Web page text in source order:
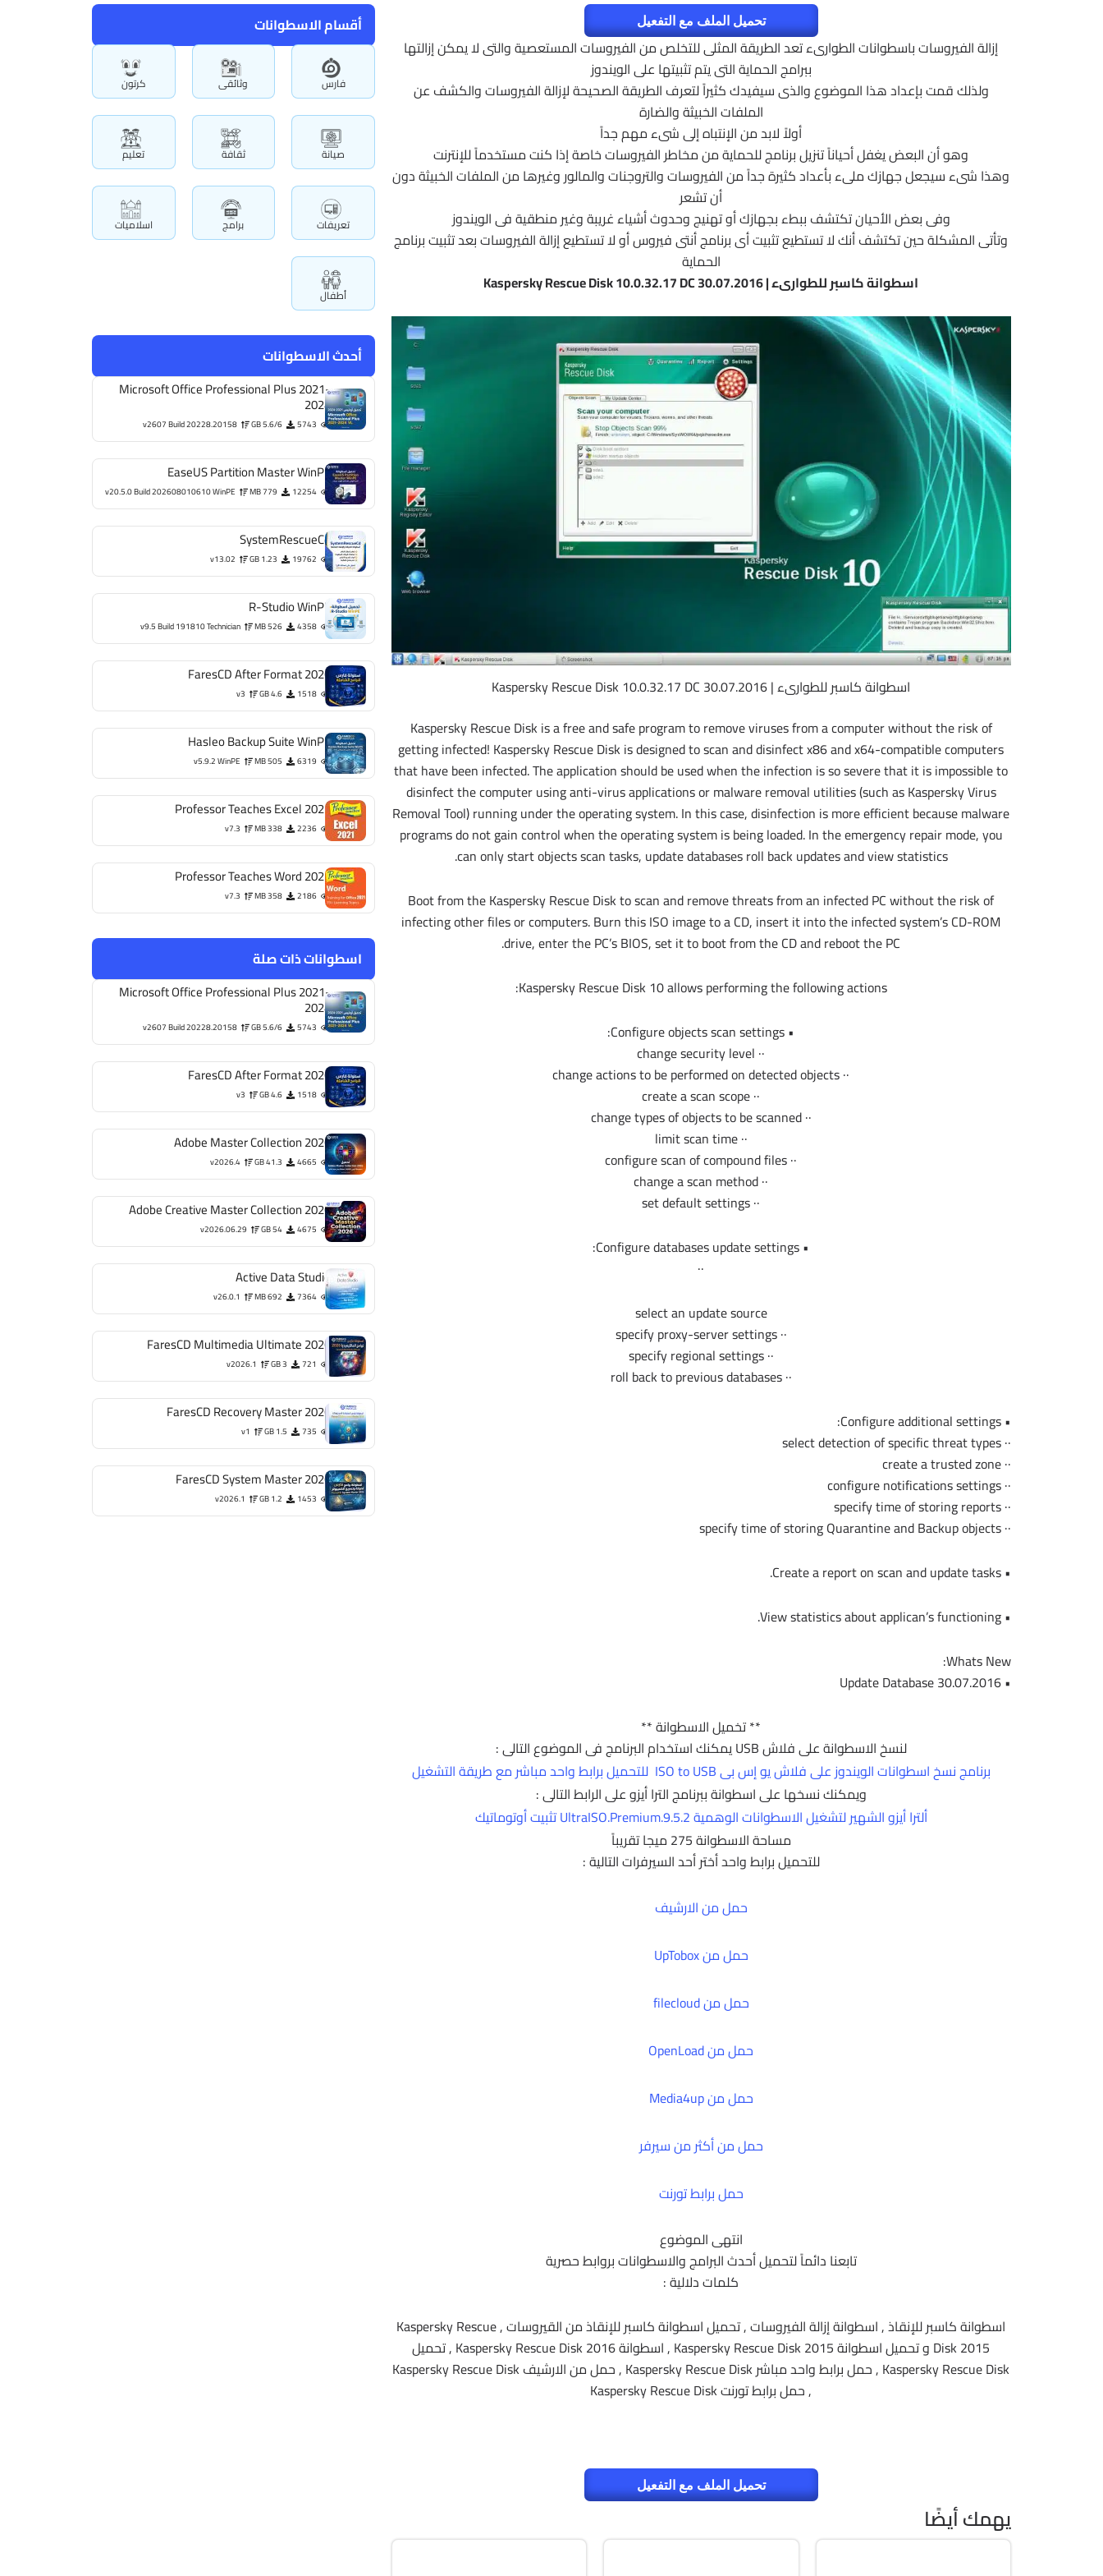
أقسام الاسطوانات
فارس وثائقى كرتون
صيانة ثقافة تعليم
تعريفات برامج اسلاميات
أطفال
أحدث الاسطوانات
Microsoft Office Professional Plus 2021-
2024
5743
5.6/6 GB
v2607 Build 20228.20158
EaseUS Partition Master WinPE
12254
779 MB
v20.5.0 Build 202608010610 WinPE
SystemRescueCd
19762
1.23 GB
v13.02
R-Studio WinPE
4358
526 MB
v9.5 Build 191810 Technician
FaresCD After Format 2026
1518
4.6 GB
v3
Hasleo Backup Suite WinPE
6319
505 MB
v5.9.2 WinPE
Professor Teaches Excel 2021
2236
338 MB
v7.3
Professor Teaches Word 2021
2186
358 MB
v7.3
اسطوانات ذات صلة
Microsoft Office Professional Plus 2021-
2024
5743
5.6/6 GB
v2607 Build 20228.20158
FaresCD After Format 2026
1518
4.6 GB
v3
Adobe Master Collection 2026
4665
41.3 GB
v2026.4
Adobe Creative Master Collection 2026
4675
54 GB
v2026.06.29
Active Data Studio
7364
692 MB
v26.0.1
FaresCD Multimedia Ultimate 2026
721
3 GB
v2026.1
FaresCD Recovery Master 2026
735
1.5 GB
v1
FaresCD System Master 2026
1453
1.2 GB
v2026.1
تحميل الملف مع التفعيل
إزالة الفيروسات باسطوانات الطوارىء تعد الطريقة المثلى للتخلص من الفيروسات المستعصية والتى لا يمكن إزالتها
ببرامج الحماية التى يتم تثبيتها على الويندوز
ولذلك قمت بإعداد هذا الموضوع والذى سيفيدك كثيراً لتعرف الطريقة الصحيحة لإزالة الفيروسات والكشف عن
الملفات الخبيثة والضارة
أولاً لابد من الإنتباه إلى شىء مهم جداً
وهو أن البعض يغفل أحياناً تنزيل برنامج للحماية من مخاطر الفيروسات خاصة إذا كنت مستخدماً للإنترنت
وهذا شىء سيجعل جهازك ملىء بأعداد كثيرة جداً من الفيروسات والتروجنات والمالور وغيرها من الملفات الخبيثة دون
أن تشعر
وفى بعض الأحيان تكتشف ببطء بجهازك أو تهنيج وحدوث أشياء غريبة وغير منطقية فى الويندوز
وتأتى المشكلة حين تكتشف أنك لا تستطيع تثبيت أى برنامج أنتى فيروس أو لا تستطيع إزالة الفيروسات بعد تثبيت برنامج
الحماية
اسطوانة كاسبر للطوارىء | Kaspersky Rescue Disk 10.0.32.17 DC 30.07.2016
اسطوانة كاسبر للطوارىء | Kaspersky Rescue Disk 10.0.32.17 DC 30.07.2016
Kaspersky Rescue Disk is a free and safe program to remove viruses from a computer without the risk of
getting infected! Kaspersky Rescue Disk is designed to scan and disinfect x86 and x64-compatible computers
that have been infected. The application should be used when the infection is so severe that it is impossible to
disinfect the computer using anti-virus applications or malware removal utilities (such as Kaspersky Virus
Removal Tool) running under the operating system. In this case, disinfection is more efficient because malware
programs do not gain control when the operating system is being loaded. In the emergency repair mode, you
can only start objects scan tasks, update databases roll back updates and view statistics.
Boot from the Kaspersky Rescue Disk to scan and remove threats from an infected PC without the risk of
infecting other files or computers. Burn this ISO image to a CD, insert it into the infected system’s CD-ROM
drive, enter the PC’s BIOS, set it to boot from the CD and reboot the PC.
Kaspersky Rescue Disk 10 allows performing the following actions:
• Configure objects scan settings:
·· change security level
·· change actions to be performed on detected objects
·· create a scan scope
·· change types of objects to be scanned
·· limit scan time
·· configure scan of compound files
·· change a scan method
·· set default settings
• Configure databases update settings:
··
select an update source
·· specify proxy-server settings
·· specify regional settings
·· roll back to previous databases
• Configure additional settings:
·· select detection of specific threat types
·· create a trusted zone
·· configure notifications settings
·· specify time of storing reports
·· specify time of storing Quarantine and Backup objects
• Create a report on scan and update tasks.
• View statistics about applican’s functioning.
Whats New:
• Update Database 30.07.2016
** تخميل الاسطوانة **
لنسخ الاسطوانة على فلاش USB يمكنك استخدام البرنامج فى الموضوع التالى :
برنامج نسخ اسطوانات الويندوز على فلاش يو إس بى ISO to USB للتحميل برابط واحد مباشر مع طريقة التشغيل
ويمكنك نسخها على اسطوانة ببرنامج الترا أيزو على الرابط التالى :
ألترا أيزو الشهير لتشغيل الاسطوانات الوهمية UltraISO.Premium.9.5.2 تثبيت أوتوماتيك
مساحة الاسطوانة 275 ميجا تقريباً
للتحميل برابط واحد أختر أحد السيرفرات التالية :
حمل من الارشيف
حمل من UpTobox
حمل من filecloud
حمل من OpenLoad
حمل من Media4up
حمل من أكثر من سيرفر
حمل برابط تورنت
انتهى الموضوع
تابعنا دائماً لتحميل أحدث البرامج والاسطوانات بروابط حصرية
كلمات دلالية :
اسطوانة كاسبر للإنقاذ , اسطوانة إزالة الفيروسات , تحميل اسطوانة كاسبر للإنقاذ من القيروسات , Kaspersky Rescue
Disk 2015 و تحميل اسطوانة Kaspersky Rescue Disk 2015 , اسطوانة Kaspersky Rescue Disk 2016 , تحميل
Kaspersky Rescue Disk , حمل برابط واحد مباشر Kaspersky Rescue Disk , حمل من الارشيف Kaspersky Rescue Disk
, حمل برابط تورنت Kaspersky Rescue Disk
تحميل الملف مع التفعيل
يهمك أيضًا